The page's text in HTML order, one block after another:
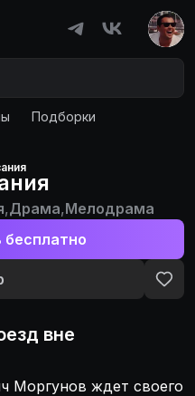
Подборки
,Драма,Мелодрама
вне
Моргунов ждет своего